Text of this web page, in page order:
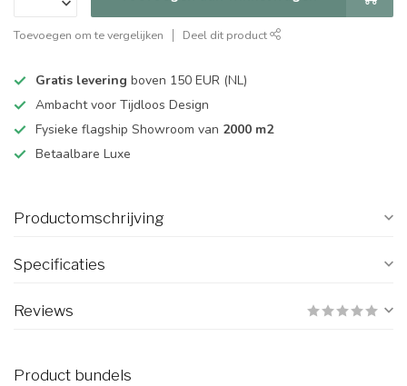
Toevoegen om te vergelijken Deel dit product
Gratis levering boven 150 EUR (NL)
Ambacht voor Tijdloos Design
Fysieke flagship Showroom van 2000 m2
Betaalbare Luxe
Productomschrijving
Specificaties
Reviews
Product bundels